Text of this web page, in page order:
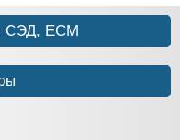
СЭД, ECM